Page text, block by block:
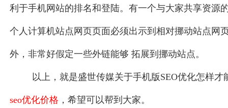
利于手机网站的排名和登陆。有一个与大家共享资源
个人计算机站点网页页面必须出示到相对挪动站点网
外，非常好假定一些外链能够 拓展到挪动站点。
以上，就是盛世传媒关于手机版SEO优化怎样才
seo优化价格 ，希望可以帮到大家。